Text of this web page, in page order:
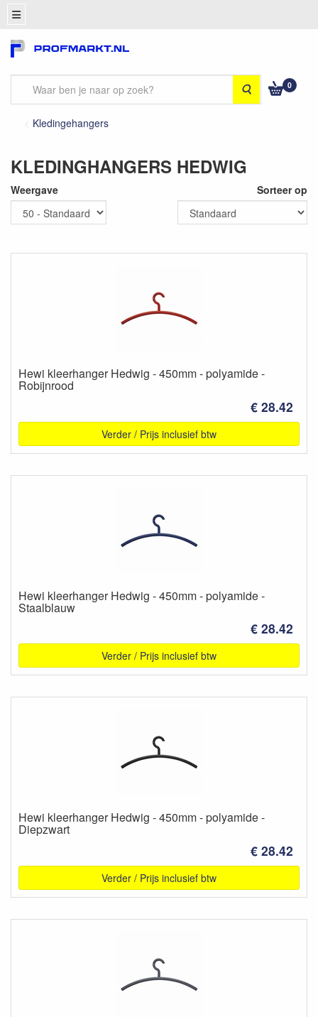
Zoeken 0
Kledingehangers
KLEDINGHANGERS HEDWIG
Weergave Sorteer op
Hewi kleerhanger Hedwig - 450mm - polyamide -
Robijnrood
€ 28.42
Verder / Prijs inclusief btw
Hewi kleerhanger Hedwig - 450mm - polyamide -
Staalblauw
€ 28.42
Verder / Prijs inclusief btw
Hewi kleerhanger Hedwig - 450mm - polyamide -
Diepzwart
€ 28.42
Verder / Prijs inclusief btw